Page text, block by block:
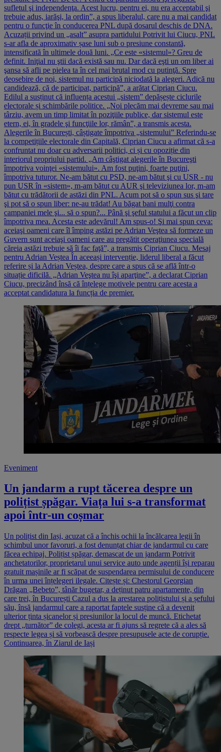
sufletul şi independenţa. Acest lucru, pentru ei, nu era acceptabil şi
trebuie adus, iarăşi, la ordin”, a spus liberalul, care nu a mai candidat
pentru o funcţie în conducerea PNL după dosarul deschis de DNA.
Acuzații privind un „asalt” asupra partidului Potrivit lui Ciucu, PNL
s-ar afla de aproximativ șase luni sub o presiune constantă,
intensificată în ultimele două luni. „Ce este «sistemul»? Greu de
definit. Iniţial nu ştii dacă există sau nu. Dar dacă eşti un om liber ai
şansa să afli pe pielea ta în cel mai brutal mod cu putinţă. Spre
deosebire de noi, sistemul nu participă niciodată la alegeri. Adică nu
candidează, că de participat, participă”, a arătat Ciprian Ciucu.
Edilul a susținut că influența acestui „sistem” depășește ciclurile
electorale și schimbările politice. „Noi plecăm mai devreme sau mai
târziu, avem un timp limitat în poziţiile publice, dar sistemul este
etern, ei, în gradele şi funcţiile lor, rămân”, a transmis acesta.
Alegerile în București, câștigate împotriva „sistemului” Referindu-se
la competițiile electorale din Capitală, Ciprian Ciucu a afirmat că s-a
confruntat nu doar cu adversarii politici, ci și cu opoziție din
interiorul propriului partid. „Am câştigat alegerile în Bucureşti
împotriva voinţei «sistemului». Am fost puţini, foarte puţini,
împotriva tuturor. Ne-am bătut cu PSD, ne-am bătut şi cu USR - nu
pun USR în «sistem», m-am bătut cu AUR şi televiziunea lor, m-am
bătut cu trădătorii de astăzi din PNL. Acum pot să o spun sus şi tare
şi pot să o spun liber: ne-au trădat! Au băgat bani mulţi contra
campaniei mele şi... să o spun?... Până şi şeful statului a făcut un clip
împotriva mea. Acesta este adevărul! Am spus-o! Şi mai spun ceva:
aceiaşi oameni care îl împing astăzi pe Adrian Veştea să formeze un
Guvern sunt aceiaşi oameni care au pregătit operaţiunea specială
căreia astăzi trebuie să îi fac faţă”, a transmis Ciprian Ciucu. Mesaj
pentru Adrian Veștea În aceeași intervenție, liderul liberal a făcut
referire și la Adrian Veștea, despre care a spus că se află într-o
situație dificilă. „Adrian Veştea nu îşi aparţine”, a declarat Ciprian
Ciucu, precizând însă că înțelege motivele pentru care acesta a
acceptat candidatura la funcția de premier.
Eveniment
Un jandarm a rupt tăcerea despre un
polițist șpăgar. Viața lui s-a transformat
apoi într-un coșmar
Un polițist din Iași, acuzat că a închis ochii la încălcarea legii în
schimbul unor favoruri, a fost denunțat chiar de jandarmul cu care
făcea echipaj. Polițist șpăgar, demascat de un jandarm Potrivit
anchetatorilor, proprietarul unui service auto unde agenții își reparau
gratuit mașinile ar fi scăpat de suspendarea permisului de conducere
în urma unei înțelegeri ilegale. Citește și: Chestorul Georgian
Drăgan „Bebeto”, tânăr bugetar, a deținut patru apartamente, din
care trei, în București Cazul a dus la arestarea polițistului și a șefului
său, însă jandarmul care a raportat faptele susține că a devenit
ulterior ținta șicanelor și presiunilor la locul de muncă. Etichetat
drept „turnător” de colegi, acesta ar fi ajuns să regrete că a ales să
respecte legea și să vorbească despre presupusele acte de corupție.
Continuarea, în Ziarul de Iași